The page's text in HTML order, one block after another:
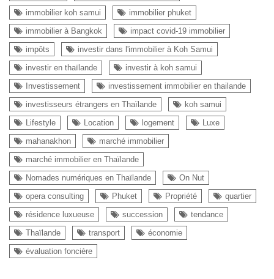
immobilier koh samui
immobilier phuket
immobilier à Bangkok
impact covid-19 immobilier
impôts
investir dans l'immobilier à Koh Samui
investir en thaïlande
investir à koh samui
Investissement
investissement immobilier en thailande
investisseurs étrangers en Thaïlande
koh samui
Lifestyle
Location logement
Luxe
mahanakhon
marché immobilier
marché immobilier en Thaïlande
Nomades numériques en Thaïlande
On Nut
opera consulting
Phuket Propriété
quartier
résidence luxueuse
succession
tendance
Thaïlande
transport
économie
évaluation foncière